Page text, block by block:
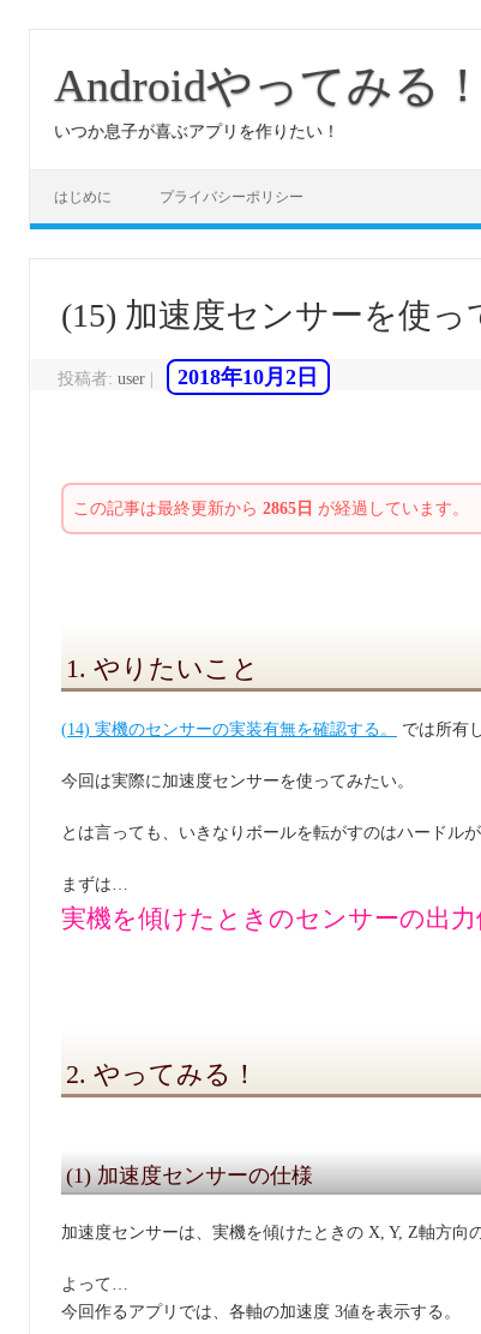
Androidやってみる！
いつか息子が喜ぶアプリを作りたい！
はじめに プライバシーポリシー
(15) 加速度センサーを使っ
投稿者: user 2018年10月2日
この記事は最終更新から 2865日 が経過しています。
1. やりたいこと
(14) 実機のセンサーの実装有無を確認する。 では所有
今回は実際に加速度センサーを使ってみたい。
とは言っても、いきなりボールを転がすのはハードルが
まずは…
実機を傾けたときのセンサーの出力
2. やってみる！
(1) 加速度センサーの仕様
加速度センサーは、実機を傾けたときの X, Y, Z軸方向
よって…
今回作るアプリでは、各軸の加速度 3値を表示する。